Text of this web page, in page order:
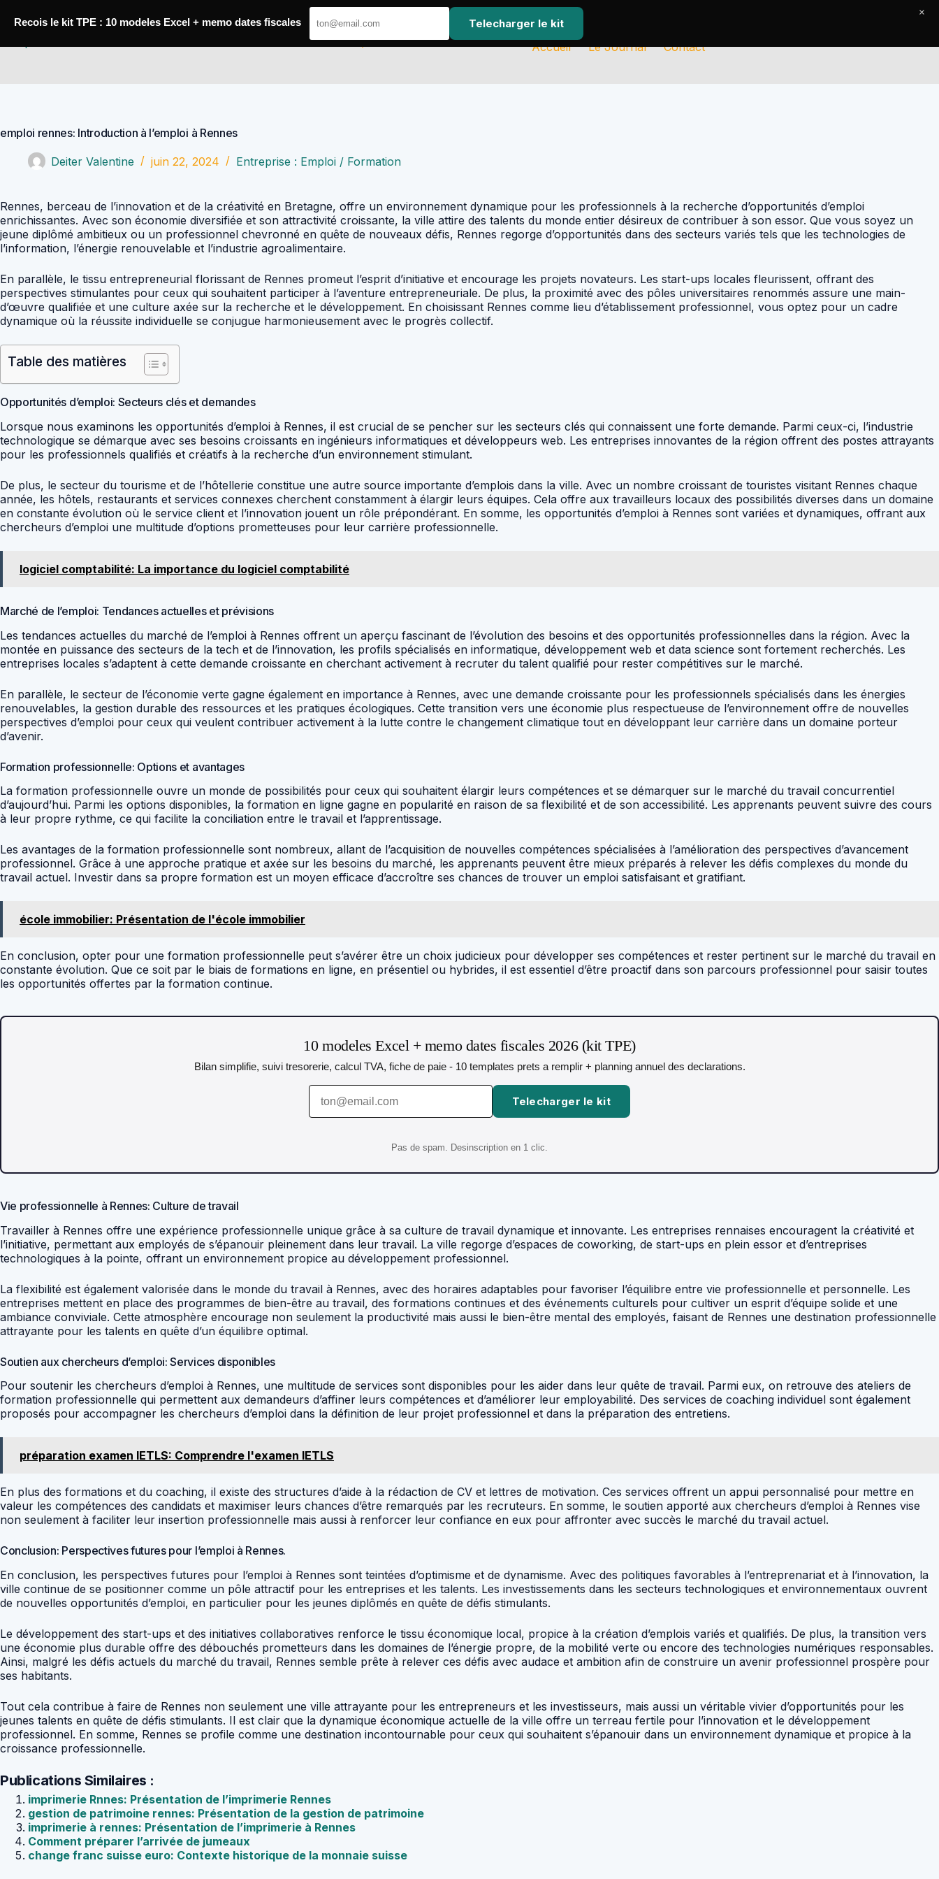
Accueil Le Journal Contact
emploi rennes: Introduction à l’emploi à Rennes
Deiter Valentine juin 22, 2024 Entreprise : Emploi / Formation
Rennes, berceau de l’innovation et de la créativité en Bretagne, offre un environnement dynamique pour les professionnels à la recherche d’opportunités d’emploi
enrichissantes. Avec son économie diversifiée et son attractivité croissante, la ville attire des talents du monde entier désireux de contribuer à son essor. Que vous soyez un
jeune diplômé ambitieux ou un professionnel chevronné en quête de nouveaux défis, Rennes regorge d’opportunités dans des secteurs variés tels que les technologies de
l’information, l’énergie renouvelable et l’industrie agroalimentaire.
En parallèle, le tissu entrepreneurial florissant de Rennes promeut l’esprit d’initiative et encourage les projets novateurs. Les start-ups locales fleurissent, offrant des
perspectives stimulantes pour ceux qui souhaitent participer à l’aventure entrepreneuriale. De plus, la proximité avec des pôles universitaires renommés assure une main-
d’œuvre qualifiée et une culture axée sur la recherche et le développement. En choisissant Rennes comme lieu d’établissement professionnel, vous optez pour un cadre
dynamique où la réussite individuelle se conjugue harmonieusement avec le progrès collectif.
Table des matières
Opportunités d’emploi: Secteurs clés et demandes
Lorsque nous examinons les opportunités d’emploi à Rennes, il est crucial de se pencher sur les secteurs clés qui connaissent une forte demande. Parmi ceux-ci, l’industrie
technologique se démarque avec ses besoins croissants en ingénieurs informatiques et développeurs web. Les entreprises innovantes de la région offrent des postes attrayants
pour les professionnels qualifiés et créatifs à la recherche d’un environnement stimulant.
De plus, le secteur du tourisme et de l’hôtellerie constitue une autre source importante d’emplois dans la ville. Avec un nombre croissant de touristes visitant Rennes chaque
année, les hôtels, restaurants et services connexes cherchent constamment à élargir leurs équipes. Cela offre aux travailleurs locaux des possibilités diverses dans un domaine
en constante évolution où le service client et l’innovation jouent un rôle prépondérant. En somme, les opportunités d’emploi à Rennes sont variées et dynamiques, offrant aux
chercheurs d’emploi une multitude d’options prometteuses pour leur carrière professionnelle.
logiciel comptabilité: La importance du logiciel comptabilité
Marché de l’emploi: Tendances actuelles et prévisions
Les tendances actuelles du marché de l’emploi à Rennes offrent un aperçu fascinant de l’évolution des besoins et des opportunités professionnelles dans la région. Avec la
montée en puissance des secteurs de la tech et de l’innovation, les profils spécialisés en informatique, développement web et data science sont fortement recherchés. Les
entreprises locales s’adaptent à cette demande croissante en cherchant activement à recruter du talent qualifié pour rester compétitives sur le marché.
En parallèle, le secteur de l’économie verte gagne également en importance à Rennes, avec une demande croissante pour les professionnels spécialisés dans les énergies
renouvelables, la gestion durable des ressources et les pratiques écologiques. Cette transition vers une économie plus respectueuse de l’environnement offre de nouvelles
perspectives d’emploi pour ceux qui veulent contribuer activement à la lutte contre le changement climatique tout en développant leur carrière dans un domaine porteur
d’avenir.
Formation professionnelle: Options et avantages
La formation professionnelle ouvre un monde de possibilités pour ceux qui souhaitent élargir leurs compétences et se démarquer sur le marché du travail concurrentiel
d’aujourd’hui. Parmi les options disponibles, la formation en ligne gagne en popularité en raison de sa flexibilité et de son accessibilité. Les apprenants peuvent suivre des cours
à leur propre rythme, ce qui facilite la conciliation entre le travail et l’apprentissage.
Les avantages de la formation professionnelle sont nombreux, allant de l’acquisition de nouvelles compétences spécialisées à l’amélioration des perspectives d’avancement
professionnel. Grâce à une approche pratique et axée sur les besoins du marché, les apprenants peuvent être mieux préparés à relever les défis complexes du monde du
travail actuel. Investir dans sa propre formation est un moyen efficace d’accroître ses chances de trouver un emploi satisfaisant et gratifiant.
école immobilier: Présentation de l'école immobilier
En conclusion, opter pour une formation professionnelle peut s’avérer être un choix judicieux pour développer ses compétences et rester pertinent sur le marché du travail en
constante évolution. Que ce soit par le biais de formations en ligne, en présentiel ou hybrides, il est essentiel d’être proactif dans son parcours professionnel pour saisir toutes
les opportunités offertes par la formation continue.
10 modeles Excel + memo dates fiscales 2026 (kit TPE)
Bilan simplifie, suivi tresorerie, calcul TVA, fiche de paie - 10 templates prets a remplir + planning annuel des declarations.
Telecharger le kit
Pas de spam. Desinscription en 1 clic.
Vie professionnelle à Rennes: Culture de travail
Travailler à Rennes offre une expérience professionnelle unique grâce à sa culture de travail dynamique et innovante. Les entreprises rennaises encouragent la créativité et
l’initiative, permettant aux employés de s’épanouir pleinement dans leur travail. La ville regorge d’espaces de coworking, de start-ups en plein essor et d’entreprises
technologiques à la pointe, offrant un environnement propice au développement professionnel.
La flexibilité est également valorisée dans le monde du travail à Rennes, avec des horaires adaptables pour favoriser l’équilibre entre vie professionnelle et personnelle. Les
entreprises mettent en place des programmes de bien-être au travail, des formations continues et des événements culturels pour cultiver un esprit d’équipe solide et une
ambiance conviviale. Cette atmosphère encourage non seulement la productivité mais aussi le bien-être mental des employés, faisant de Rennes une destination professionnelle
attrayante pour les talents en quête d’un équilibre optimal.
Soutien aux chercheurs d’emploi: Services disponibles
Pour soutenir les chercheurs d’emploi à Rennes, une multitude de services sont disponibles pour les aider dans leur quête de travail. Parmi eux, on retrouve des ateliers de
formation professionnelle qui permettent aux demandeurs d’affiner leurs compétences et d’améliorer leur employabilité. Des services de coaching individuel sont également
proposés pour accompagner les chercheurs d’emploi dans la définition de leur projet professionnel et dans la préparation des entretiens.
préparation examen IETLS: Comprendre l'examen IETLS
En plus des formations et du coaching, il existe des structures d’aide à la rédaction de CV et lettres de motivation. Ces services offrent un appui personnalisé pour mettre en
valeur les compétences des candidats et maximiser leurs chances d’être remarqués par les recruteurs. En somme, le soutien apporté aux chercheurs d’emploi à Rennes vise
non seulement à faciliter leur insertion professionnelle mais aussi à renforcer leur confiance en eux pour affronter avec succès le marché du travail actuel.
Conclusion: Perspectives futures pour l’emploi à Rennes.
En conclusion, les perspectives futures pour l’emploi à Rennes sont teintées d’optimisme et de dynamisme. Avec des politiques favorables à l’entreprenariat et à l’innovation, la
ville continue de se positionner comme un pôle attractif pour les entreprises et les talents. Les investissements dans les secteurs technologiques et environnementaux ouvrent
de nouvelles opportunités d’emploi, en particulier pour les jeunes diplômés en quête de défis stimulants.
Le développement des start-ups et des initiatives collaboratives renforce le tissu économique local, propice à la création d’emplois variés et qualifiés. De plus, la transition vers
une économie plus durable offre des débouchés prometteurs dans les domaines de l’énergie propre, de la mobilité verte ou encore des technologies numériques responsables.
Ainsi, malgré les défis actuels du marché du travail, Rennes semble prête à relever ces défis avec audace et ambition afin de construire un avenir professionnel prospère pour
ses habitants.
Tout cela contribue à faire de Rennes non seulement une ville attrayante pour les entrepreneurs et les investisseurs, mais aussi un véritable vivier d’opportunités pour les
jeunes talents en quête de défis stimulants. Il est clair que la dynamique économique actuelle de la ville offre un terreau fertile pour l’innovation et le développement
professionnel. En somme, Rennes se profile comme une destination incontournable pour ceux qui souhaitent s’épanouir dans un environnement dynamique et propice à la
croissance professionnelle.
Publications Similaires :
imprimerie Rnnes: Présentation de l’imprimerie Rennes
gestion de patrimoine rennes: Présentation de la gestion de patrimoine
imprimerie à rennes: Présentation de l’imprimerie à Rennes
Comment préparer l’arrivée de jumeaux
change franc suisse euro: Contexte historique de la monnaie suisse
Recois le kit TPE : 10 modeles Excel + memo dates fiscales Telecharger le kit
×